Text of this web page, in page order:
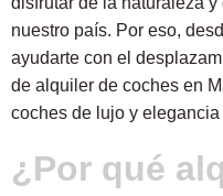
nuestro país. Por eso,
ayudarte con el
de alquiler de coches en
coches de lujo y
¿Por qué